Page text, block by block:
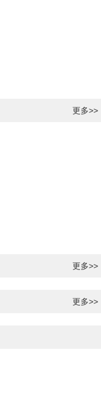
更多>>
更多>>
更多>>